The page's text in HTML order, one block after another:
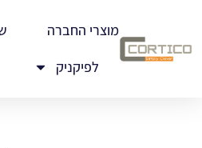
מוצרי החברה
לפיקניק